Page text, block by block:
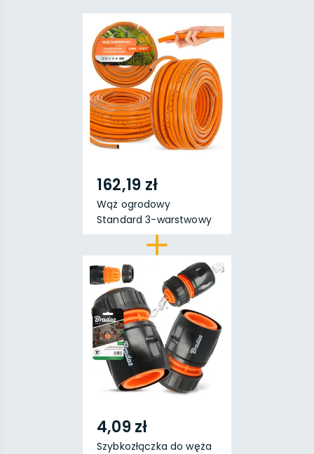
162,19 zł
Wąż ogrodowy
Standard 3-warstwowy
Pomara...
4,09 zł
Szybkozłączka do węża